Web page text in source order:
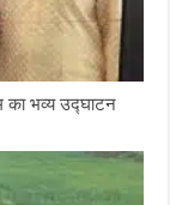
का भव्य उद्घाटन